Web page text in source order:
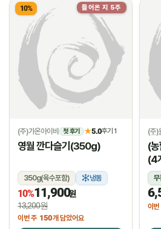
들어온 지 5주
10%
(주)가온아이비 첫 후기 ★5.0후기 1
영월 깐다슬기(350g)
350g(육수포함) 냉동
10%11,900원
13,200원
이번 주 150개 담았어요
(
(4
이번